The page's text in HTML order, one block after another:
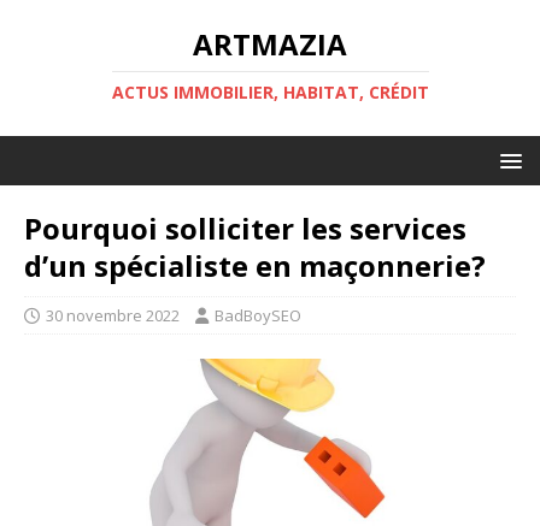
ARTMAZIA
ACTUS IMMOBILIER, HABITAT, CRÉDIT
Pourquoi solliciter les services
d’un spécialiste en maçonnerie?
30 novembre 2022 BadBoySEO